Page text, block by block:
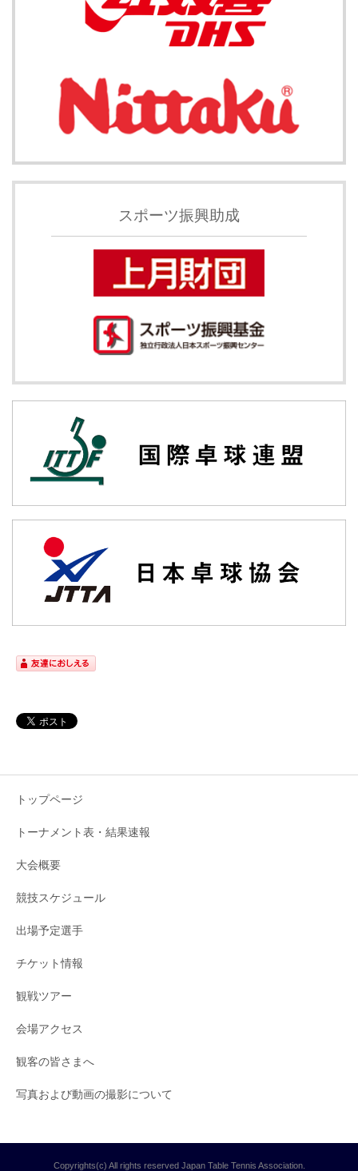
スポーツ振興助成
トップページ
トーナメント表・結果速報
大会概要
競技スケジュール
出場予定選手
チケット情報
観戦ツアー
会場アクセス
観客の皆さまへ
写真および動画の撮影について
Copyrights(c) All rights reserved Japan Table Tennis Association.